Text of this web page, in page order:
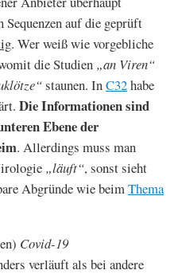
auf die geprüft
. Wer weiß wie vorgebliche
die Studien „an Viren“
staunen. InC32habe
Die Informationen sind
Ebene der
. Allerdings muss man
„läuft“, sonst sieht
Abgründe wie beimThema
Covid-19
verläuft als bei andere